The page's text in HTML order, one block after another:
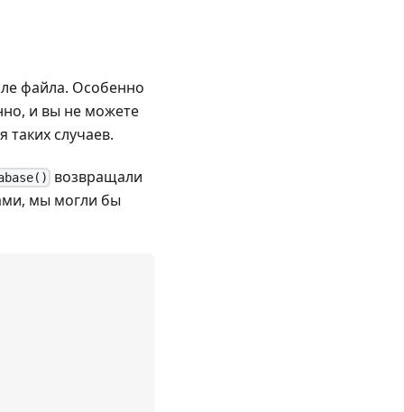
файла. Особенно
и вы не можете
таких случаев.
возвращали
мы могли бы